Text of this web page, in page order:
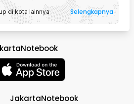
di kota lainnya Selengkapnya
JakartaNotebook